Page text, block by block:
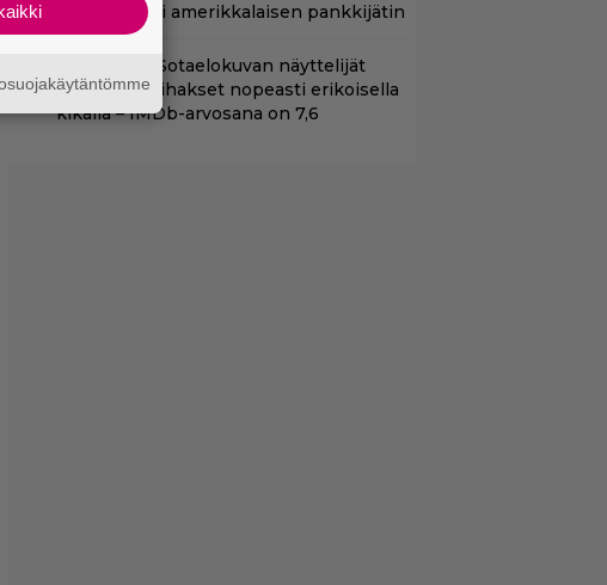
leffa suututti amerikkalaisen pankkijätin
Yöllä tv:ssä: Sotaelokuvan näyttelijät
kasvattivat lihakset nopeasti erikoisella
kikalla – IMDb-arvosana on 7,6